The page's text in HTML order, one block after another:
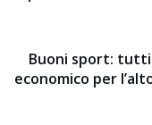
Buoni sport: tutti
economico per